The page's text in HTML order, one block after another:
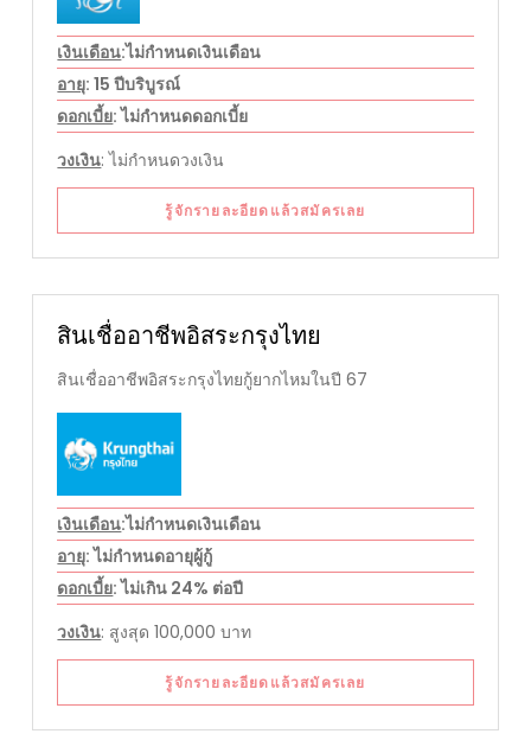
เงินเดือน:ไม่กำหนดเงินเดือน
อายุ: 15 ปีบริบูรณ์
ดอกเบี้ย: ไม่กำหนดดอกเบี้ย
วงเงิน: ไม่กำหนดวงเงิน
รู้จักรายละอียดแล้วสมัครเลย
สินเชื่ออาชีพอิสระกรุงไทย
สินเชื่ออาชีพอิสระกรุงไทยกู้ยากไหมในปี 67
เงินเดือน:ไม่กำหนดเงินเดือน
อายุ: ไม่กำหนดอายุผู้กู้
ดอกเบี้ย: ไม่เกิน 24% ต่อปี
วงเงิน: สูงสุด 100,000 บาท
รู้จักรายละอียดแล้วสมัครเลย